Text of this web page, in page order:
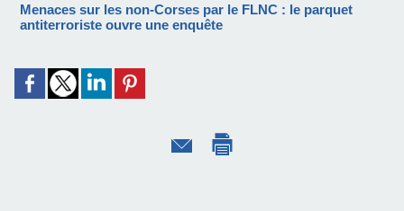
Menaces sur les non-Corses par le FLNC : le parquet
antiterroriste ouvre une enquête